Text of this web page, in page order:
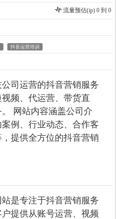
流量预估(ip) 0 到 0
抖音运营培训
司运营的抖音营销服务
频、代运营、带货直
网站内容涵盖公司介
例、行业动态、合作客
提供全方位的抖音营销
是专注于抖音营销服务
提供从账号运营、视频